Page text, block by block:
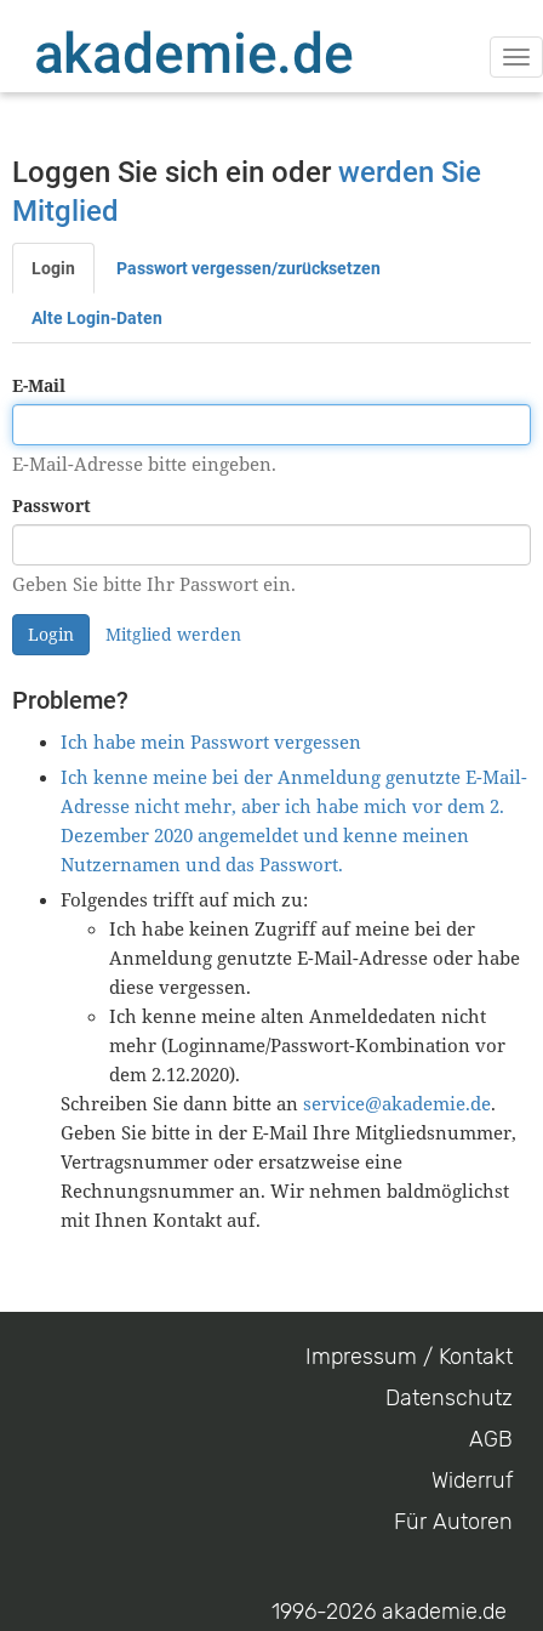
Inhalt
Loggen Sie sich ein oder werden Sie
Mitglied
Primäre
Reiter
Login Passwort vergessen/zurücksetzen
Alte Login-Daten
E-Mail
E-Mail-Adresse bitte eingeben.
Passwort
Geben Sie bitte Ihr Passwort ein.
Login Mitglied werden
Probleme?
Ich habe mein Passwort vergessen
Ich kenne meine bei der Anmeldung genutzte E-Mail-
Adresse nicht mehr, aber ich habe mich vor dem 2.
Dezember 2020 angemeldet und kenne meinen
Nutzernamen und das Passwort.
Folgendes trifft auf mich zu:
Ich habe keinen Zugriff auf meine bei der
Anmeldung genutzte E-Mail-Adresse oder habe
diese vergessen.
Ich kenne meine alten Anmeldedaten nicht
mehr (Loginname/Passwort-Kombination vor
dem 2.12.2020).
Schreiben Sie dann bitte an service@akademie.de.
Geben Sie bitte in der E-Mail Ihre Mitgliedsnummer,
Vertragsnummer oder ersatzweise eine
Rechnungsnummer an. Wir nehmen baldmöglichst
mit Ihnen Kontakt auf.
Impressum / Kontakt
Datenschutz
AGB
Widerruf
Für Autoren
1996-2026 akademie.de